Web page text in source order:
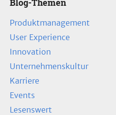
Blog-Themen
Produktmanagement
User Experience
Innovation
Unternehmenskultur
Karriere
Events
Lesenswert